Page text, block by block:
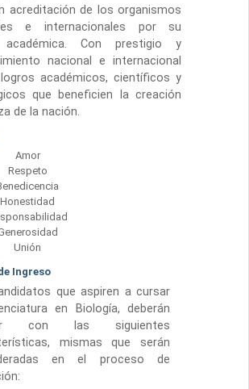
acreditación de los organismos
e internacionales por su
académica. Con prestigio y
nacional e internacional
académicos, científicos y
que beneficien la creación
de la nación.
Amor
Respeto
Honestidad
Unión
Ingreso
que aspiren a cursar
en Biología, deberán
con las siguientes
mismas que serán
en el proceso de